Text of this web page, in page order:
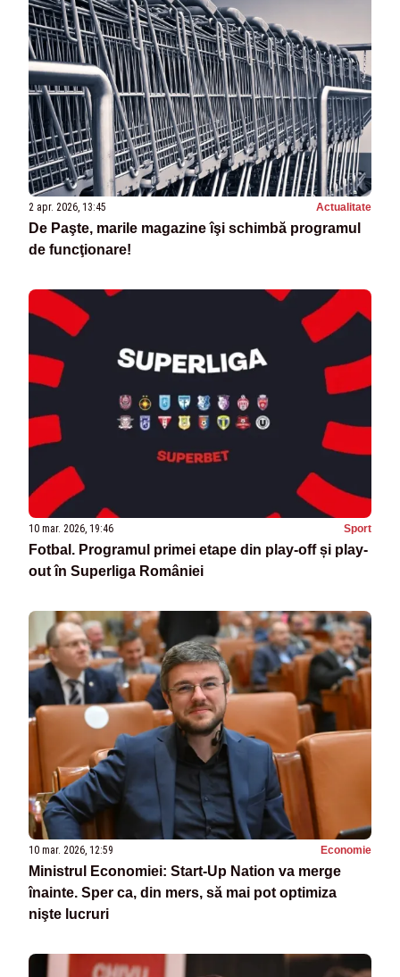
2 apr. 2026, 13:45 Actualitate
De Paşte, marile magazine îşi schimbă programul
de funcţionare!
10 mar. 2026, 19:46 Sport
Fotbal. Programul primei etape din play-off și play-
out în Superliga României
10 mar. 2026, 12:59 Economie
Ministrul Economiei: Start-Up Nation va merge
înainte. Sper ca, din mers, să mai pot optimiza
nişte lucruri